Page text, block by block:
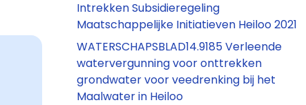
Intrekken Subsidieregeling
Maatschappelijke Initiatieven Heiloo 2021
WATERSCHAPSBLAD14.9185 Verleende
watervergunning voor onttrekken
grondwater voor veedrenking bij het
Maalwater in Heiloo